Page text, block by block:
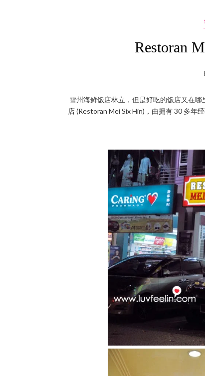
Restoran
雪州海鲜饭店林立，但是好吃的饭店又在
店 (Restoran Mei Six Hin)，由拥有 30 多年